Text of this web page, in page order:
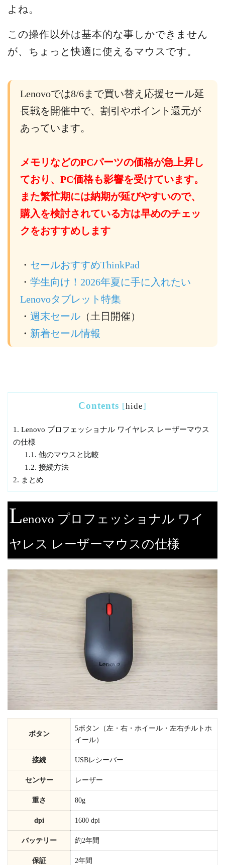
よね。
この操作以外は基本的な事しかできません
が、ちょっと快適に使えるマウスです。
Lenovoでは8/6まで買い替え応援セール延
長戦を開催中で、割引やポイント還元が
あっています。
メモリなどのPCパーツの価格が急上昇し
ており、PC価格も影響を受けています。
また繁忙期には納期が延びやすいので、
購入を検討されている方は早めのチェッ
クをおすすめします
・ セールおすすめThinkPad
・ 学生向け！2026年夏に手に入れたい
Lenovoタブレット特集
・ 週末セール （土日開催）
・ 新着セール情報
Contents [hide]
1. Lenovo プロフェッショナル ワイヤレス レーザーマウス
の仕様
1.1. 他のマウスと比較
1.2. 接続方法
2. まとめ
Lenovo プロフェッショナル ワイ
ヤレス レーザーマウスの仕様
ボタン
5ボタン（左・右・ホイール・左右チルトホ
イール）
接続 USBレシーバー
センサー レーザー
重さ 80g
dpi 1600 dpi
バッテリー 約2年間
保証 2年間